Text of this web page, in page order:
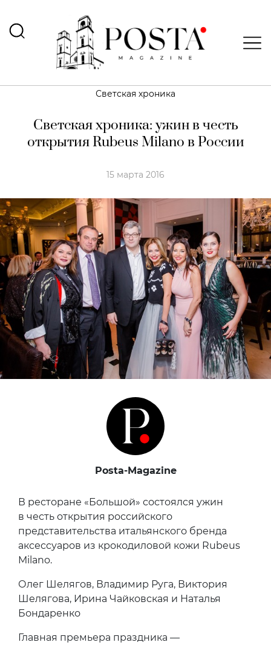
Светская хроника
Светская хроника: ужин в честь
открытия Rubeus Milano в России
15 марта 2016
Posta-Magazine
В ресторане «Большой» состоялся ужин
в честь открытия российского
представительства итальянского бренда
аксессуаров из крокодиловой кожи Rubeus
Milano.
Олег Шелягов, Владимир Руга, Виктория
Шелягова, Ирина Чайковская и Наталья
Бондаренко
Главная премьера праздника —